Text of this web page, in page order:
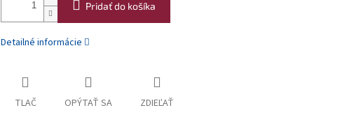
Pridať do košíka
Detailné informácie
TLAČ OPÝTAŤ SA ZDIEĽAŤ